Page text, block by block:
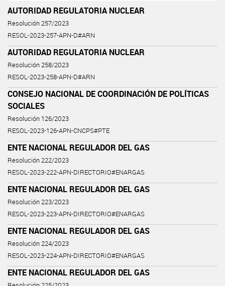
AUTORIDAD REGULATORIA NUCLEAR
Resolución 257/2023
RESOL-2023-257-APN-D#ARN
AUTORIDAD REGULATORIA NUCLEAR
Resolución 258/2023
RESOL-2023-258-APN-D#ARN
CONSEJO NACIONAL DE COORDINACIÓN DE POLÍTICAS
SOCIALES
Resolución 126/2023
RESOL-2023-126-APN-CNCPS#PTE
ENTE NACIONAL REGULADOR DEL GAS
Resolución 222/2023
RESOL-2023-222-APN-DIRECTORIO#ENARGAS
ENTE NACIONAL REGULADOR DEL GAS
Resolución 223/2023
RESOL-2023-223-APN-DIRECTORIO#ENARGAS
ENTE NACIONAL REGULADOR DEL GAS
Resolución 224/2023
RESOL-2023-224-APN-DIRECTORIO#ENARGAS
ENTE NACIONAL REGULADOR DEL GAS